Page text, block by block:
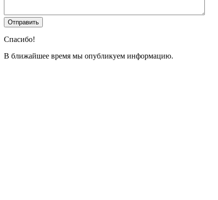
Спасибо!
В ближайшее время мы опубликуем информацию.